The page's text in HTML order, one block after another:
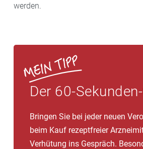
werden.
Der 60-
Bringen Sie bei jeder neuen
beim Kauf rezeptfreier
Verhütung ins Gespräch.